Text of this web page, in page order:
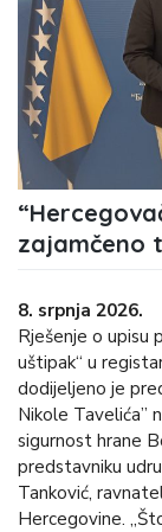
zajamčeno
8. srpnja 2026.
Rješenje o upisu
uštipak“ u
dodijeljeno je
Nikole Tavelića”
sigurnost hrane
predstavniku
Tanković,
Hercegovine.